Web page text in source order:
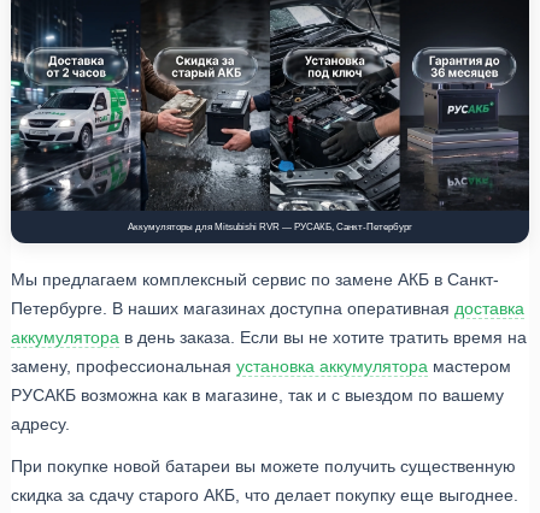
Аккумуляторы для Mitsubishi RVR — РУСАКБ, Санкт-Петербург
Мы предлагаем комплексный сервис по замене АКБ в Санкт-
Петербурге. В наших магазинах доступна оперативная доставка
аккумулятора в день заказа. Если вы не хотите тратить время на
замену, профессиональная установка аккумулятора мастером
РУСАКБ возможна как в магазине, так и с выездом по вашему
адресу.
При покупке новой батареи вы можете получить существенную
скидка за сдачу старого АКБ, что делает покупку еще выгоднее.